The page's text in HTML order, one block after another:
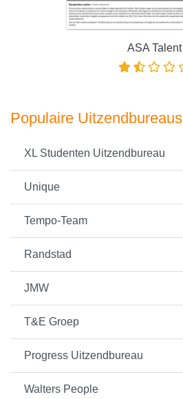
ASA Talent
Populaire Uitzendbureaus
XL Studenten Uitzendbureau
Unique
Tempo-Team
Randstad
JMW
T&E Groep
Progress Uitzendbureau
Walters People